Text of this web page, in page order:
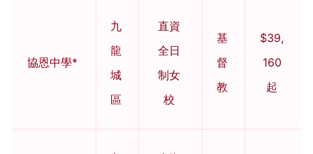
協恩中學*
九
龍
城
區
直資
全日
制女
校
基
督
教
$39,
160
起